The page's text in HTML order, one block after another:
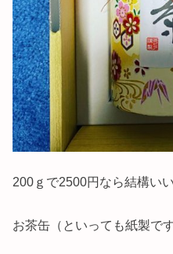
200ｇで2500円なら結構い
お茶缶（といっても紙製で